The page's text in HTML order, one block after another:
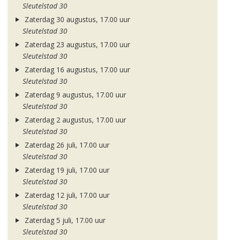
Sleutelstad 30
Zaterdag 30 augustus, 17.00 uur
Sleutelstad 30
Zaterdag 23 augustus, 17.00 uur
Sleutelstad 30
Zaterdag 16 augustus, 17.00 uur
Sleutelstad 30
Zaterdag 9 augustus, 17.00 uur
Sleutelstad 30
Zaterdag 2 augustus, 17.00 uur
Sleutelstad 30
Zaterdag 26 juli, 17.00 uur
Sleutelstad 30
Zaterdag 19 juli, 17.00 uur
Sleutelstad 30
Zaterdag 12 juli, 17.00 uur
Sleutelstad 30
Zaterdag 5 juli, 17.00 uur
Sleutelstad 30